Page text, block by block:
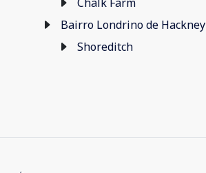
Bairro Londrino de Hackney
Shoreditch